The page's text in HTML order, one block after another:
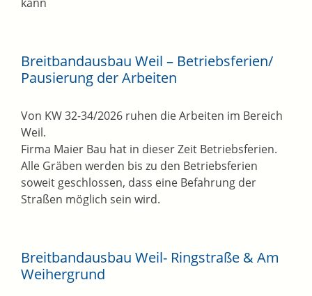
Breitbandausbau Weil – Betriebsferien/
Pausierung der Arbeiten
Von KW 32-34/2026 ruhen die Arbeiten im Bereich
Weil.
Firma Maier Bau hat in dieser Zeit Betriebsferien.
Alle Gräben werden bis zu den Betriebsferien
soweit geschlossen, dass eine Befahrung der
Straßen möglich sein wird.
Breitbandausbau Weil- Ringstraße & Am
Weihergrund